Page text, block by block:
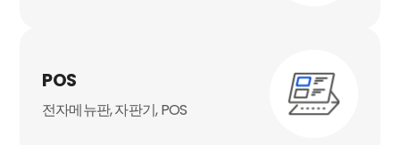
POS
전자메뉴판, 자판기, POS